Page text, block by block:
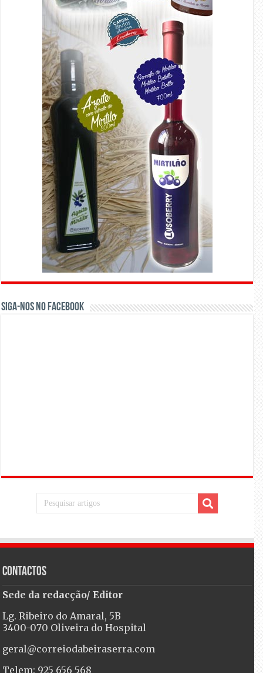
Siga-nos no Facebook
Contactos
Sede da redacção/ Editor
Lg. Ribeiro do Amaral, 5B
3400-070 Oliveira do Hospital
geral@correiodabeiraserra.com
Telem: 925 656 568